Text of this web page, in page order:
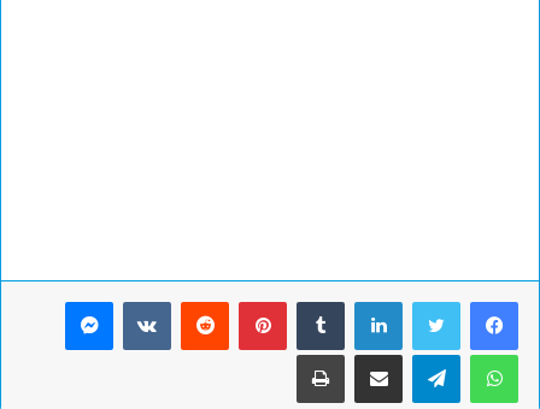
لينكدإن بينتيريست ماسنجر
واتساب تيلقرام مشاركة عبر البريد طباعة